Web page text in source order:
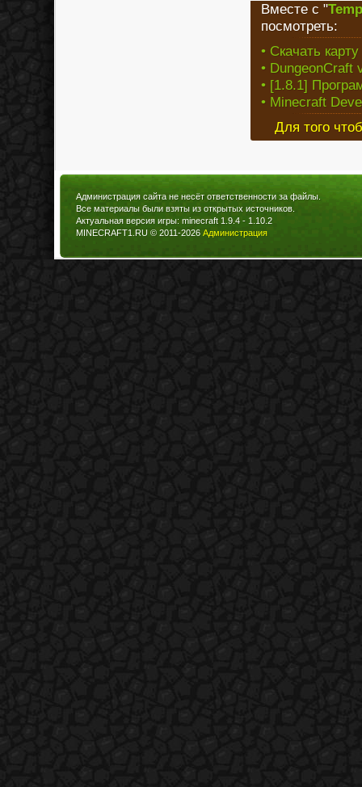
Вместе с "
посмотреть:
• Скачать
• DungeonCraft
• [1.8.1]
• Minecraft
Для того
Администрация сайта не несёт ответственности за файлы.
Все материалы были взяты из открытых источников.
Актуальная версия игры: minecraft 1.9.4 - 1.10.2
MINECRAFT1.RU © 2011-2026 Администрация